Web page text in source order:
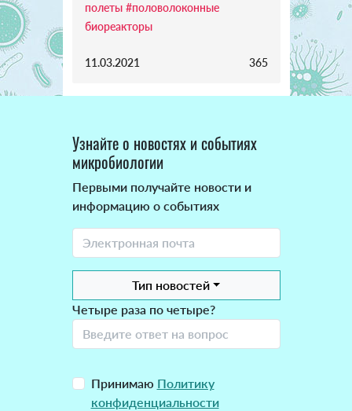
полеты #половолоконные
биореакторы
11.03.2021 365
Узнайте о новостях и событиях
микробиологии
Первыми получайте новости и
информацию о событиях
Тип новостей
Четыре раза по четыре?
Принимаю Политику
конфиденциальности